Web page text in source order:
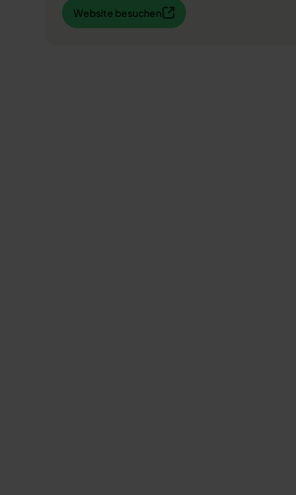
Website besuchen
Website besuchen